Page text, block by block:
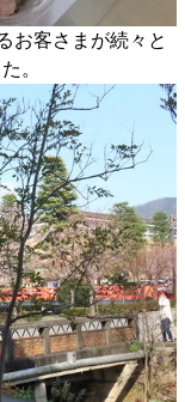
お客さまが続々と
。